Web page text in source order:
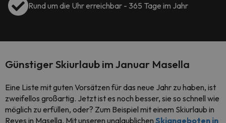
Rund um die Uhr erreichbar - 365 Tage im Jahr
Günstiger Skiurlaub im Januar Masella
Eine Liste mit guten Vorsätzen für das neue Jahr zu haben, ist
zweifellos großartig. Jetzt ist es noch besser, sie so schnell wie
möglich zu erfüllen, oder? Zum Beispiel mit einem Skiurlaub in
Reyes in Masella. Mit unseren unglaublichen Skiangeboten in